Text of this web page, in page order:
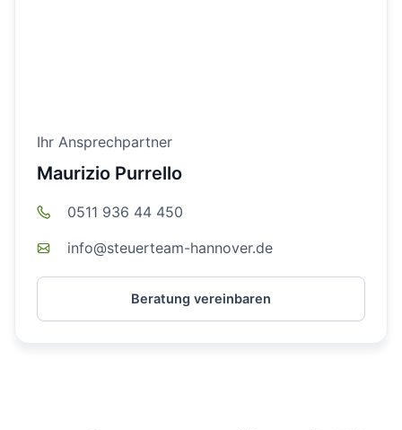
Ihr Ansprechpartner
Maurizio Purrello
0511 936 44 450
info@steuerteam-hannover.de
Beratung vereinbaren